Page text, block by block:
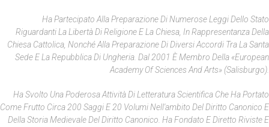
Ha Partecipato Alla Preparazione Di Numerose Leggi Dello Stato
Riguardanti La Libertà Di Religione E La Chiesa, In Rappresentanza Della
Chiesa Cattolica, Nonché Alla Preparazione Di Diversi Accordi Tra La Santa
Sede E La Repubblica Di Ungheria. Dal 2001 È Membro Della «European
Academy Of Sciences And Arts» (Salisburgo).
Ha Svolto Una Poderosa Attività Di Letteratura Scientifica Che Ha Portato
Come Frutto Circa 200 Saggi E 20 Volumi Nell'ambito Del Diritto Canonico E
Della Storia Medievale Del Diritto Canonico. Ha Fondato E Diretto Riviste E